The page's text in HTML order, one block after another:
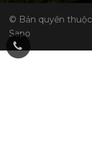
© Bản quyền
Sapo